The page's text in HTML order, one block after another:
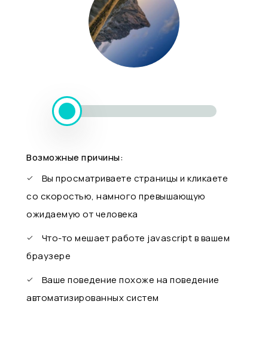
Возможные причины:
Вы просматриваете страницы и кликаете
со скоростью, намного превышающую
ожидаемую от человека
Что-то мешает работе javascript в вашем
браузере
Ваше поведение похоже на поведение
автоматизированных систем